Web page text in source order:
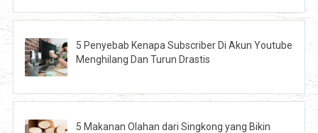
5 Penyebab Kenapa Subscriber Di Akun Youtube
Menghilang Dan Turun Drastis
5 Makanan Olahan dari Singkong yang Bikin